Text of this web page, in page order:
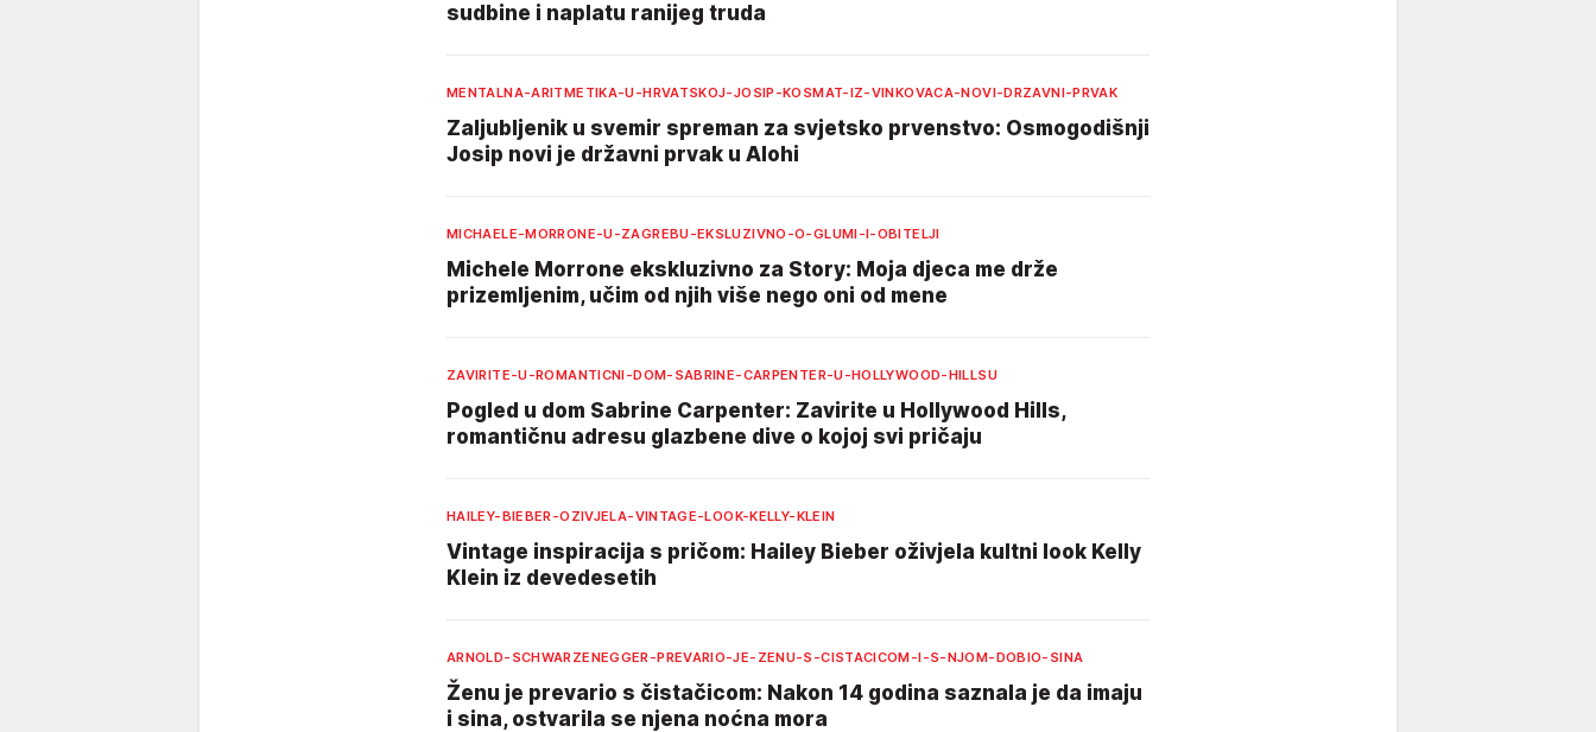
sudbine i naplatu ranijeg truda
MENTALNA-ARITMETIKA-U-HRVATSKOJ-JOSIP-KOSMAT-IZ-VINKOVACA-NOVI-DRZAVNI-PRVAK
Zaljubljenik u svemir spreman za svjetsko prvenstvo: Osmogodišnji
Josip novi je državni prvak u Alohi
MICHAELE-MORRONE-U-ZAGREBU-EKSLUZIVNO-O-GLUMI-I-OBITELJI
Michele Morrone ekskluzivno za Story: Moja djeca me drže
prizemljenim, učim od njih više nego oni od mene
ZAVIRITE-U-ROMANTICNI-DOM-SABRINE-CARPENTER-U-HOLLYWOOD-HILLSU
Pogled u dom Sabrine Carpenter: Zavirite u Hollywood Hills,
romantičnu adresu glazbene dive o kojoj svi pričaju
HAILEY-BIEBER-OZIVJELA-VINTAGE-LOOK-KELLY-KLEIN
Vintage inspiracija s pričom: Hailey Bieber oživjela kultni look Kelly
Klein iz devedesetih
ARNOLD-SCHWARZENEGGER-PREVARIO-JE-ZENU-S-CISTACICOM-I-S-NJOM-DOBIO-SINA
Ženu je prevario s čistačicom: Nakon 14 godina saznala je da imaju
i sina, ostvarila se njena noćna mora